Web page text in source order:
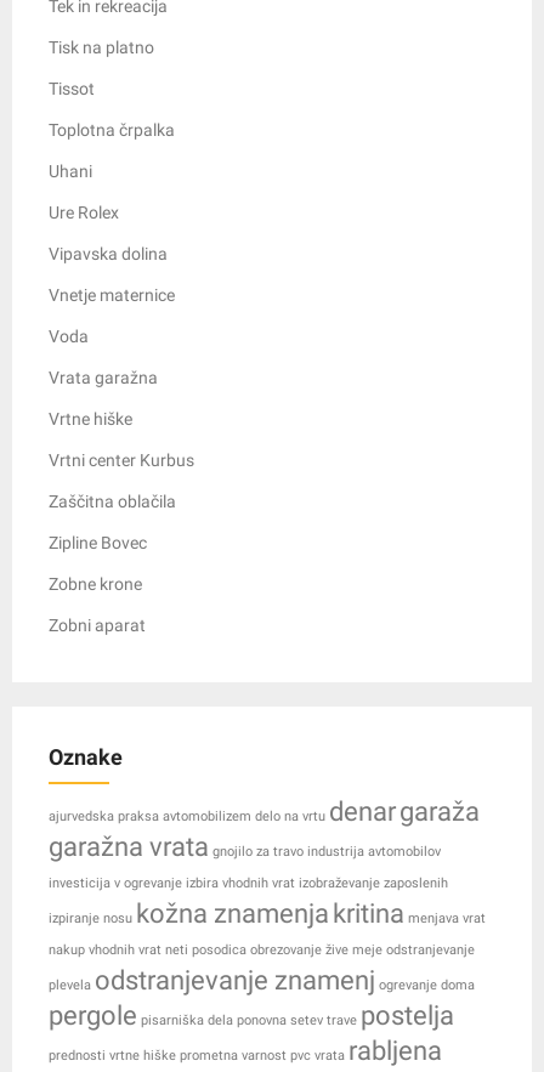
Tek in rekreacija
Tisk na platno
Tissot
Toplotna črpalka
Uhani
Ure Rolex
Vipavska dolina
Vnetje maternice
Voda
Vrata garažna
Vrtne hiške
Vrtni center Kurbus
Zaščitna oblačila
Zipline Bovec
Zobne krone
Zobni aparat
Oznake
ajurvedska praksa avtomobilizem delo na vrtu denargaraža
garažna vrata gnojilo za travo industrija avtomobilov
investicija v ogrevanje izbira vhodnih vrat izobraževanje zaposlenih
izpiranje nosu kožna znamenja kritina menjava vrat
nakup vhodnih vrat neti posodica obrezovanje žive meje odstranjevanje
plevela odstranjevanje znamenj ogrevanje doma
pergole pisarniška dela ponovna setev trave postelja
prednosti vrtne hiške prometna varnost pvc vrata rabljena